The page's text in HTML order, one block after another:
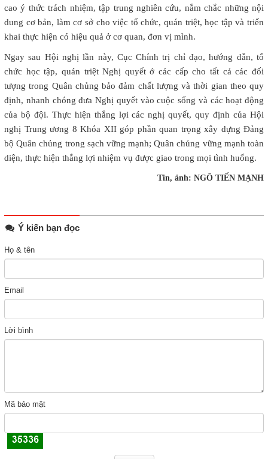
cao ý thức trách nhiệm, tập trung nghiên cứu, nắm chắc những nội
dung cơ bản, làm cơ sở cho việc tổ chức, quán triệt, học tập và triển
khai thực hiện có hiệu quả ở cơ quan, đơn vị mình.
Ngay sau Hội nghị lần này, Cục Chính trị chỉ đạo, hướng dẫn, tổ
chức học tập, quán triệt Nghị quyết ở các cấp cho tất cả các đối
tượng trong Quân chủng bảo đảm chất lượng và thời gian theo quy
định, nhanh chóng đưa Nghị quyết vào cuộc sống và các hoạt động
của bộ đội. Thực hiện thắng lợi các nghị quyết, quy định của Hội
nghị Trung ương 8 Khóa XII góp phần quan trọng xây dựng Đảng
bộ Quân chủng trong sạch vững mạnh; Quân chủng vững mạnh toàn
diện, thực hiện thắng lợi nhiệm vụ được giao trong mọi tình huống.
Tin, ảnh: NGÔ TIẾN MẠNH
Ý kiến bạn đọc
Họ & tên
Email
Lời bình
Mã bảo mật